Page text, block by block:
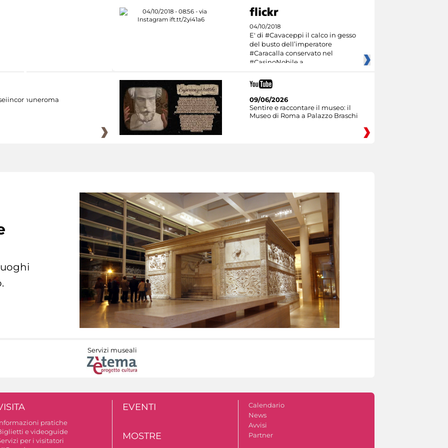
04/10/2018
E' di #Cavaceppi il calco in gesso
del busto dell’imperatore
#Caracalla conservato nel
#CasinoNobile a
09/06/2026
Sentire e raccontare il museo: il
Museo di Roma a Palazzo Braschi
Servizi museali
pratiche
e videoguide
per i visitatori
EVENTI
MOSTRE
Calendario
News
Avvisi
Partner